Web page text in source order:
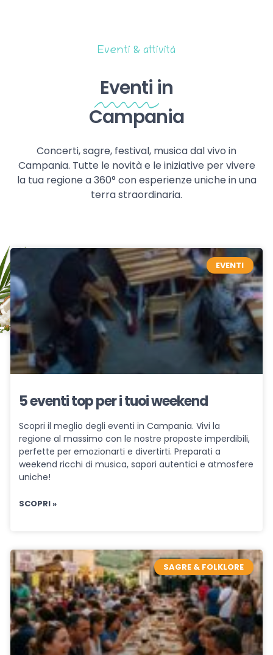
Eventi & attività
Eventi in
Campania
Concerti, sagre, festival, musica dal vivo in
Campania. Tutte le novità e le iniziative per vivere
la tua regione a 360° con esperienze uniche in una
terra straordinaria.
EVENTI
5 eventi top per i tuoi weekend
Scopri il meglio degli eventi in Campania. Vivi la
regione al massimo con le nostre proposte imperdibili,
perfette per emozionarti e divertirti. Preparati a
weekend ricchi di musica, sapori autentici e atmosfere
uniche!
SCOPRI »
SAGRE & FOLKLORE